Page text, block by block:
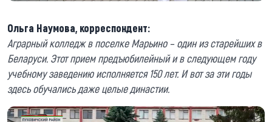
Ольга Наумова, корреспондент:
Аграрный колледж в поселке Марьино – один из старейших в
Беларуси. Этот прием предъюбилейный и в следующем году
учебному заведению исполняется 150 лет. И вот за эти годы
здесь обучались даже целые династии.